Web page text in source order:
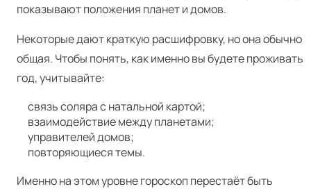
показывают положения планет и домов.
Некоторые дают краткую расшифровку, но она обычно
общая. Чтобы понять, как именно вы будете проживать
год, учитывайте:
связь соляра с натальной картой;
взаимодействие между планетами;
управителей домов;
повторяющиеся темы.
Именно на этом уровне гороскоп перестаёт быть